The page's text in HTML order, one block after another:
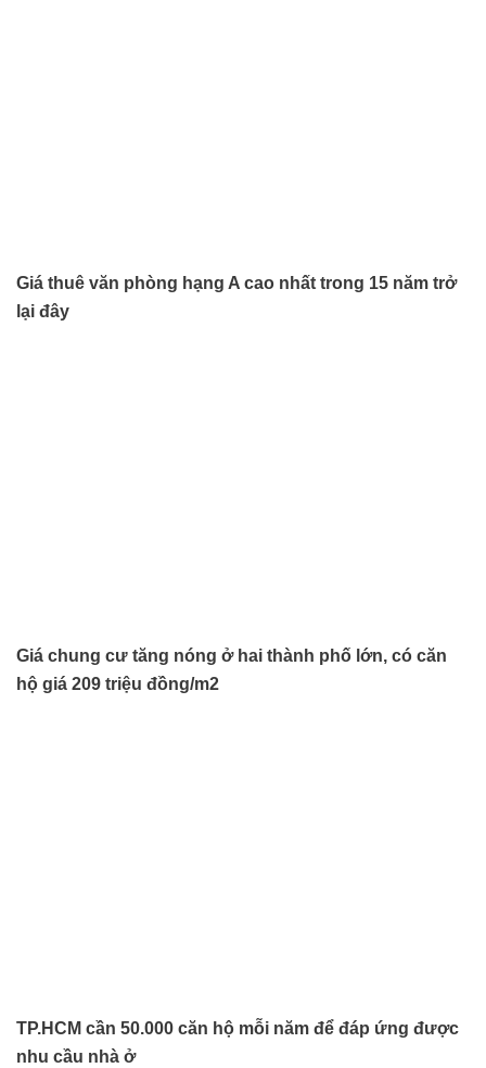
Giá thuê văn phòng hạng A cao nhất trong 15 năm trở
lại đây
Giá chung cư tăng nóng ở hai thành phố lớn, có căn
hộ giá 209 triệu đồng/m2
TP.HCM cần 50.000 căn hộ mỗi năm để đáp ứng được
nhu cầu nhà ở